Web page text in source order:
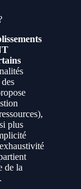
plus
de la